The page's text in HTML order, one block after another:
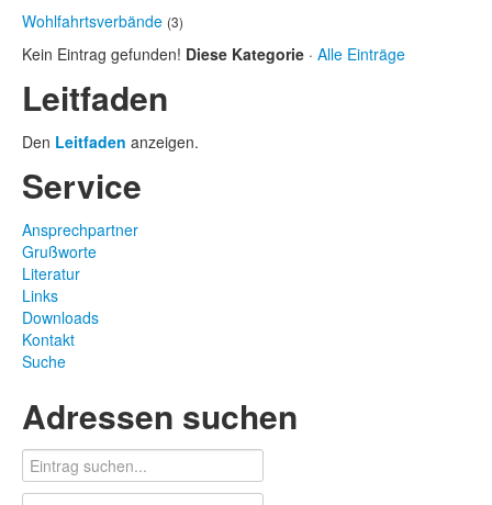
Wohlfahrtsverbände (3)
Kein Eintrag gefunden! Diese Kategorie · Alle Einträge
Leitfaden
Den Leitfaden anzeigen.
Service
Ansprechpartner
Grußworte
Literatur
Links
Downloads
Kontakt
Suche
Adressen suchen